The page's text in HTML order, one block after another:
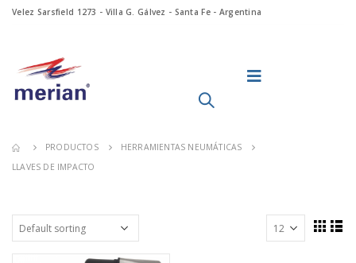
Velez Sarsfield 1273 - Villa G. Gálvez - Santa Fe - Argentina
PRODUCTOS
HERRAMIENTAS NEUMÁTICAS
LLAVES DE IMPACTO